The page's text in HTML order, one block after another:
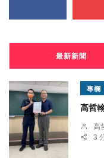
最新新聞
專欄
高哲
高
3